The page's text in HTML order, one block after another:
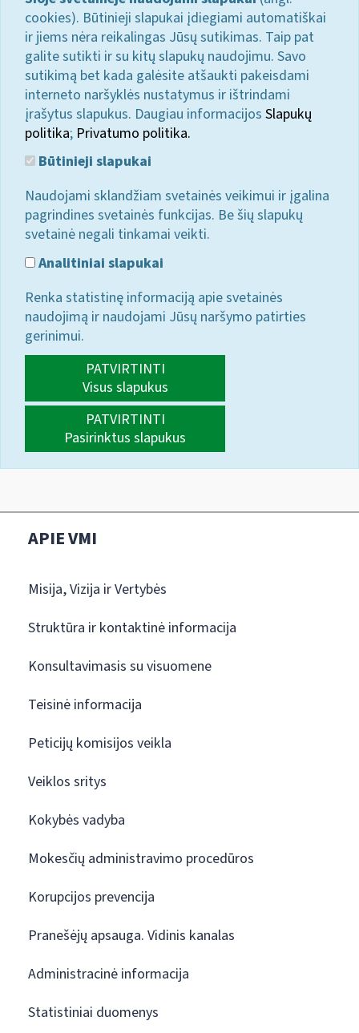
cookies). Būtinieji slapukai įdiegiami automatiškai
ir jiems nėra reikalingas Jūsų sutikimas. Taip pat
galite sutikti ir su kitų slapukų naudojimu. Savo
sutikimą bet kada galėsite atšaukti pakeisdami
interneto naršyklės nustatymus ir ištrindami
įrašytus slapukus. Daugiau informacijos Slapukų
politika; Privatumo politika.
Būtinieji slapukai
Naudojami sklandžiam svetainės veikimui ir įgalina
pagrindines svetainės funkcijas. Be šių slapukų
svetainė negali tinkamai veikti.
Analitiniai slapukai
Renka statistinę informaciją apie svetainės
naudojimą ir naudojami Jūsų naršymo patirties
gerinimui.
PATVIRTINTI
Visus slapukus
PATVIRTINTI
Pasirinktus slapukus
APIE VMI
Misija, Vizija ir Vertybės
Struktūra ir kontaktinė informacija
Konsultavimasis su visuomene
Teisinė informacija
Peticijų komisijos veikla
Veiklos sritys
Kokybės vadyba
Mokesčių administravimo procedūros
Korupcijos prevencija
Pranešėjų apsauga. Vidinis kanalas
Administracinė informacija
Statistiniai duomenys